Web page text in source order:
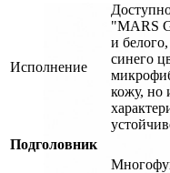
Исполнение
"MARS
и
синего
кожу, но
Подголовник